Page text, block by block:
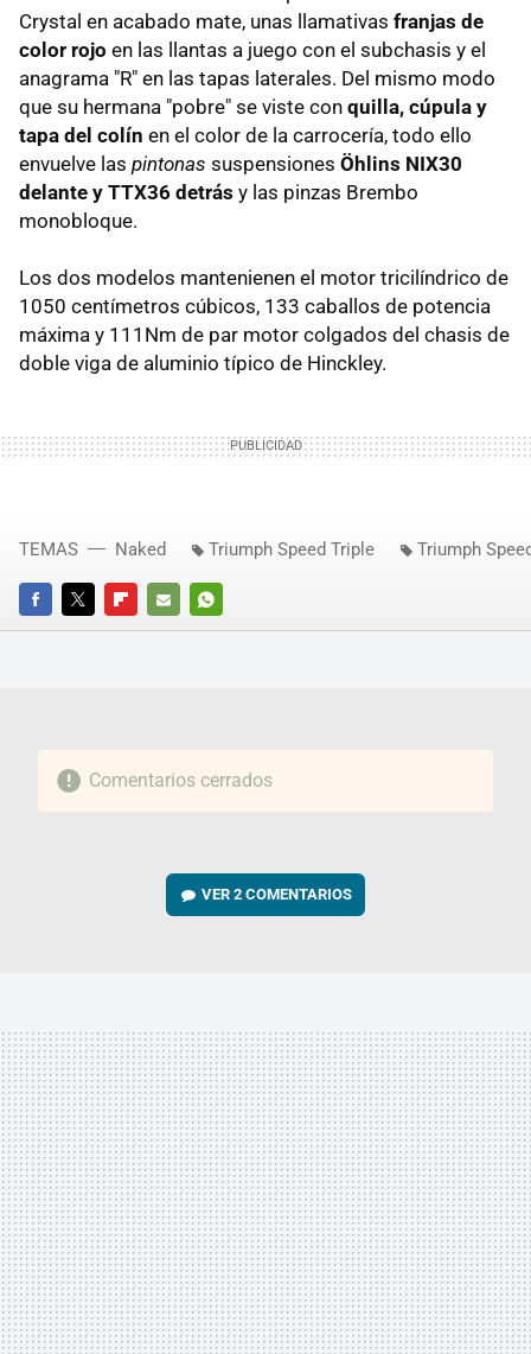
Crystal en acabado mate, unas llamativas franjas de
color rojo en las llantas a juego con el subchasis y el
anagrama "R" en las tapas laterales. Del mismo modo
que su hermana "pobre" se viste con quilla, cúpula y
tapa del colín en el color de la carrocería, todo ello
envuelve las pintonas suspensiones Öhlins NIX30
delante y TTX36 detrás y las pinzas Brembo
monobloque.
Los dos modelos mantenienen el motor tricilíndrico de
1050 centímetros cúbicos, 133 caballos de potencia
máxima y 111Nm de par motor colgados del chasis de
doble viga de aluminio típico de Hinckley.
FACEBOOKTWITTERFLIPBOARD
E-
WHATSAPP
TEMAS Naked Triumph Speed Triple Triumph
Comentarios cerrados
VER2 COMENTARIOS